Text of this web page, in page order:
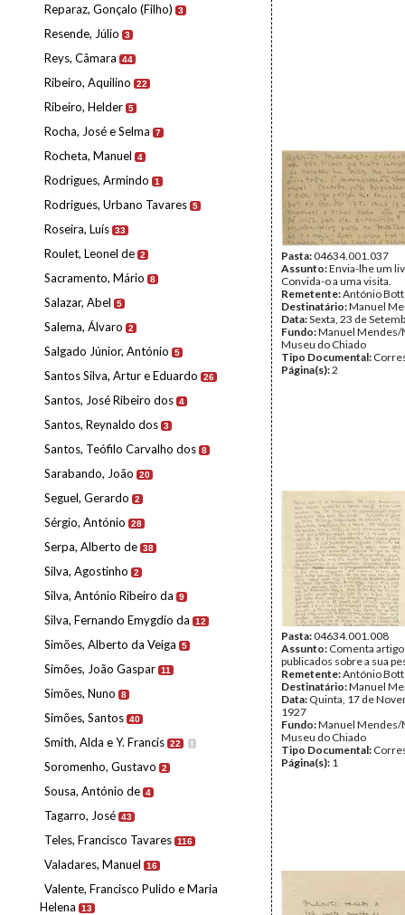
Reparaz, Gonçalo (Filho) 3
Resende, Júlio 3
Reys, Câmara 44
Ribeiro, Aquilino 22
Ribeiro, Helder 5
Rocha, José e Selma 7
Rocheta, Manuel 4
Rodrigues, Armindo 1
Rodrigues, Urbano Tavares 5
Roseira, Luís 33
Roulet, Leonel de 2
Sacramento, Mário 8
Salazar, Abel 5
Salema, Álvaro 2
Salgado Júnior, António 5
Santos Silva, Artur e Eduardo 26
Santos, José Ribeiro dos 4
Santos, Reynaldo dos 3
Santos, Teófilo Carvalho dos 8
Sarabando, João 20
Seguel, Gerardo 2
Sérgio, António 28
Serpa, Alberto de 38
Silva, Agostinho 2
Silva, António Ribeiro da 9
Silva, Fernando Emygdio da 12
Simões, Alberto da Veiga 5
Simões, João Gaspar 11
Simões, Nuno 8
Simões, Santos 40
Smith, Alda e Y. Francis 22 I
Soromenho, Gustavo 2
Sousa, António de 4
Tagarro, José 43
Teles, Francisco Tavares 116
Valadares, Manuel 16
Valente, Francisco Pulido e Maria
Helena
13
Pasta:04634.001.037
Assunto:Envia-lhe um
Convida-o a uma visita.
Remetente:António
Destinatário:Manuel
Data:Sexta, 23 de
Fundo:Manuel Mendes/
Museu do Chiado
Tipo Documental:
Página(s):2
Pasta:04634.001.008
Assunto: Comenta
publicados sobre a sua
Remetente:António
Destinatário:Manuel
Data: Quinta, 17 de
1927
Fundo:Manuel Mendes/
Museu do Chiado
Tipo Documental:
Página(s): 1